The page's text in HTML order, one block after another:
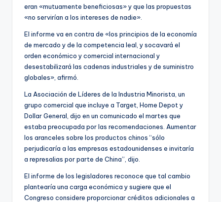
eran «mutuamente beneficiosas» y que las propuestas
«no servirían a los intereses de nadie».
El informe va en contra de «los principios de la economía
de mercado y de la competencia leal, y socavará el
orden económico y comercial internacional y
desestabilizará las cadenas industriales y de suministro
globales», afirmó.
La Asociación de Líderes de la Industria Minorista, un
grupo comercial que incluye a Target, Home Depot y
Dollar General, dijo en un comunicado el martes que
estaba preocupada por las recomendaciones. Aumentar
los aranceles sobre los productos chinos “sólo
perjudicaría a las empresas estadounidenses e invitaría
a represalias por parte de China”, dijo.
El informe de los legisladores reconoce que tal cambio
plantearía una carga económica y sugiere que el
Congreso considere proporcionar créditos adicionales a